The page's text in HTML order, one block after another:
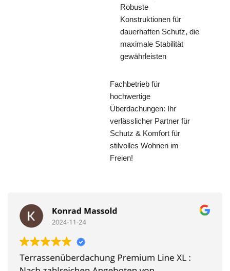
Robuste
Konstruktionen für
dauerhaften Schutz, die
maximale Stabilität
gewährleisten
Fachbetrieb für
hochwertige
Überdachungen: Ihr
verlässlicher Partner für
Schutz & Komfort für
stilvolles Wohnen im
Freien!